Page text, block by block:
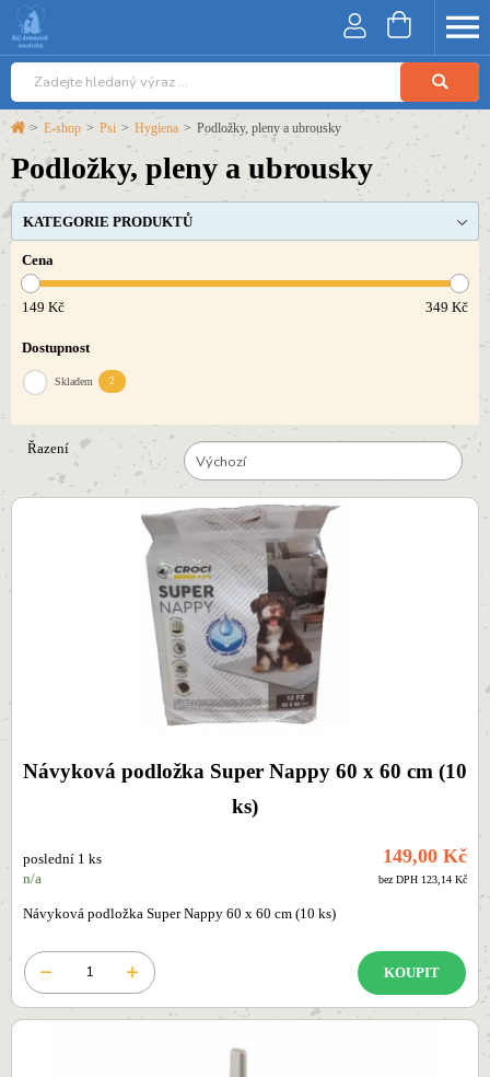
> E-shop > Psi > Hygiena > Podložky, pleny a ubrousky
Podložky, pleny a ubrousky
KATEGORIE PRODUKTŮ
Cena
149 Kč 349 Kč
Dostupnost
Skladem 2
Řazení
Výchozí
Návyková podložka Super Nappy 60 x 60 cm (10
ks)
poslední 1 ks
n/a
149,00 Kč
bez DPH 123,14 Kč
Návyková podložka Super Nappy 60 x 60 cm (10 ks)
KOUPIT